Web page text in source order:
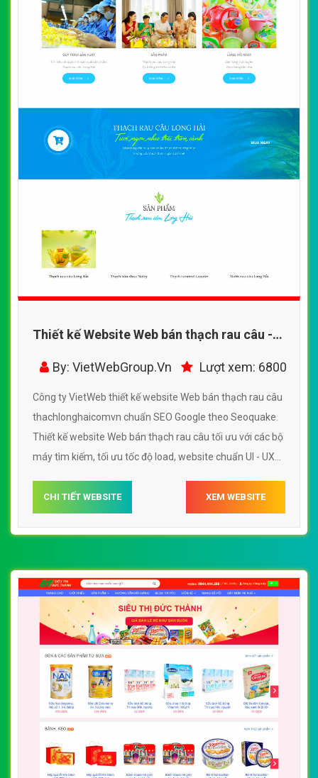
Thiết kế Website Web bán thạch rau câu -
thachlonghaicomvn
By: VietWebGroup.Vn Lượt xem: 6800
Công ty VietWeb thiết kế website Web bán thạch rau câu
thachlonghaicomvn chuẩn SEO Google theo Seoquake.
Thiết kế website Web bán thạch rau câu tối ưu với các bộ
máy tìm kiếm, tối ưu tốc độ load, website chuẩn UI - UX
thạch rau câu thachlonghaicomvn
CHI TIẾT WEBSITE XEM WEBSITE